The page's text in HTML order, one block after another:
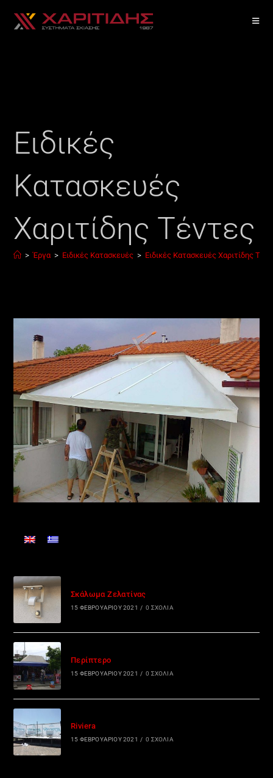
Ειδικές
Κατασκευές
Χαριτίδης Τέντες
> Έργα > Ειδικές Κατασκευές > Ειδικές Κατασκευές Χαριτίδης
Σκάλωμα Ζελατίνας
15 ΦΕΒΡΟΥΑΡΊΟΥ 2021 / 0 ΣΧΌΛΙΑ
Περίπτερο
15 ΦΕΒΡΟΥΑΡΊΟΥ 2021 / 0 ΣΧΌΛΙΑ
Riviera
15 ΦΕΒΡΟΥΑΡΊΟΥ 2021 / 0 ΣΧΌΛΙΑ